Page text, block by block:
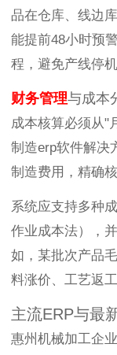
品在仓库、线边
能提前48小时预
程，避免产线停机
财务管理与成本
成本核算必须从"
制造erp软件解决
制造费用，精确
系统应支持多种
作业成本法），
如，某批次产品
料涨价、工艺返
主流ERP与最
惠州机械加工企